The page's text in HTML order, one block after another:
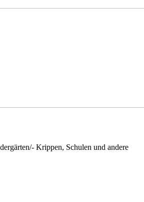
Krippen, Schulen und andere